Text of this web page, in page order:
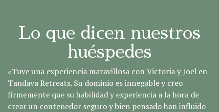
Lo que dicen nuestros
huéspedes
«Tuve una experiencia maravillosa con Victoria y Joel en
Tandava Retreats. Su dominio es innegable y creo
firmemente que su habilidad y experiencia a la hora de
crear un contenedor seguro y bien pensado han influido